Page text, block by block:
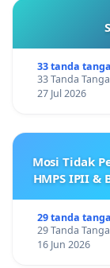
33 tanda
33 Tanda
27 Jul 2026
Mosi Tidak
HMPS IPII
29 tanda
29 Tanda
16 Jun 2026